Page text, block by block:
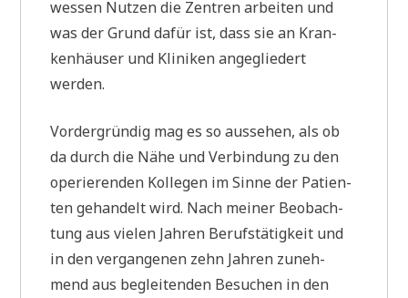
wes­sen Nut­zen die Zen­tren arbei­ten und
was der Grund dafür ist, dass sie an Kran­
ken­häu­ser und Kli­ni­ken ange­glie­dert
werden.
Vor­der­grün­dig mag es so aus­se­hen, als ob
da durch die Nähe und Ver­bin­dung zu den
ope­rie­ren­den Kol­le­gen im Sin­ne der Pati­en­
ten gehan­delt wird. Nach mei­ner Beob­ach­
tung aus vie­len Jah­ren Berufs­tä­tig­keit und
in den ver­gan­ge­nen zehn Jah­ren zuneh­
mend aus beglei­ten­den Besu­chen in den